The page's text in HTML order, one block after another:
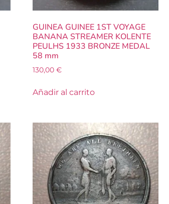
GUINEA GUINEE 1ST VOYAGE
BANANA STREAMER KOLENTE
PEULHS 1933 BRONZE MEDAL
58 mm
130,00 €
Añadir al carrito